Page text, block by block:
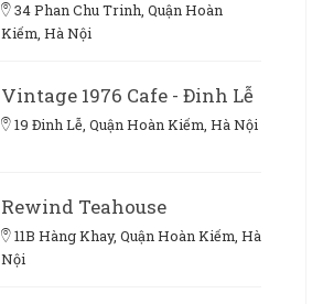
34 Phan Chu Trinh, Quận Hoàn
Kiếm, Hà Nội
Vintage 1976 Cafe - Đinh Lễ
19 Đinh Lễ, Quận Hoàn Kiếm, Hà Nội
Rewind Teahouse
11B Hàng Khay, Quận Hoàn Kiếm, Hà
Nội